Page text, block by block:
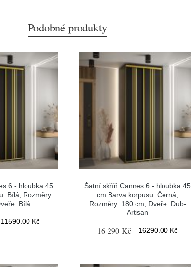
Podobné produkty
6 - hloubka 45
Bílá, Rozměry:
Bílá
11590.00 Kč
Šatní skříň Cannes 6 - hloubka 45
cm Barva korpusu: Černá,
Rozměry: 180 cm, Dveře: Dub-
Artisan
16 290 Kč 16290.00 Kč